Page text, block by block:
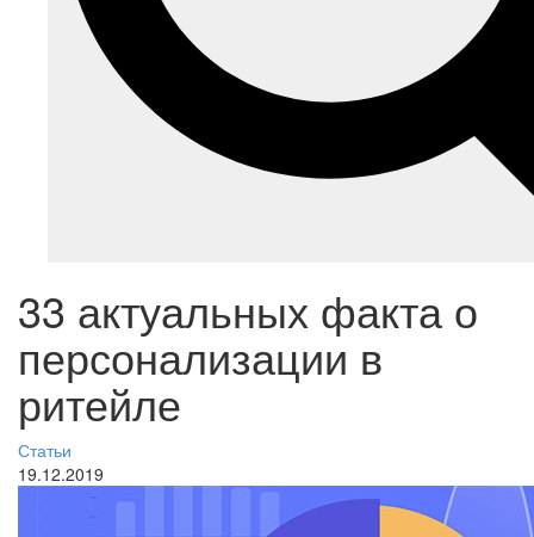
33 актуальных факта о
персонализации в
ритейле
Статьи
19.12.2019